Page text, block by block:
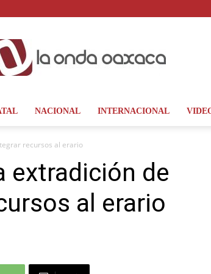
La
Onda
NACIONAL INTERNACIONAL
recursos al erario
extradición de
al erario